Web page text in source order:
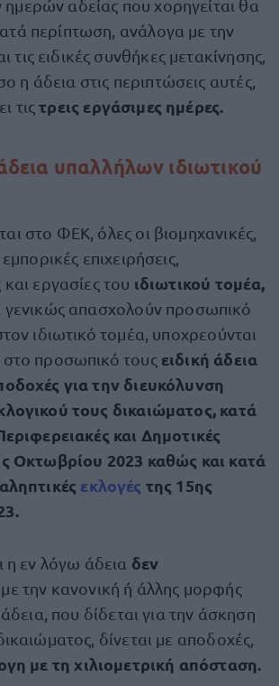
αδείας που χορηγείται θα
περίπτωση, ανάλογα με την
τις ειδικές συνθήκες μετακίνησης,
η άδεια στις περιπτώσεις αυτές,
τιςτρεις εργάσιμες ημέρες.
υπαλλήλων ιδιωτικού
στο ΦΕΚ, όλες οι βιομηχανικές,
επιχειρήσεις,
εργασίες του ιδιωτικού τομέα,
γενικώς απασχολούν προσωπικό
ιδιωτικό τομέα, υποχρεούνται
προσωπικό τουςειδική άδεια
για την διευκόλυνση
τους δικαιώματος, κατά
και Δημοτικές
Οκτωβρίου 2023 καθώς και κατά
εκλογές της 15ης
η εν λόγω άδεια δεν
με την κανονική ή άλλης μορφής
που δίδεται για την άσκηση
δίνεται με αποδοχές,
με τη χιλιομετρική απόσταση.